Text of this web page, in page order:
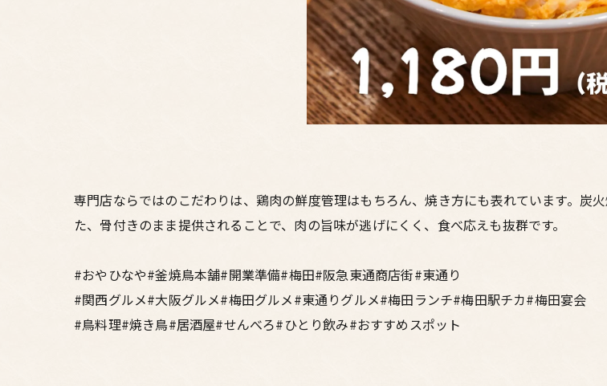
専門店ならではのこだわりは、鶏肉の鮮度管理はもちろん、焼き方にも表れています。炭
た、骨付きのまま提供されることで、肉の旨味が逃げにくく、食べ応えも抜群です。
#おやひなや#釜焼鳥本舗#開業準備#梅田#阪急東通商店街#東通り
#関西グルメ#大阪グルメ#梅田グルメ#東通りグルメ#梅田ランチ#梅田駅チカ#梅田宴会
#鳥料理#焼き鳥#居酒屋#せんべろ#ひとり飲み#おすすめスポット